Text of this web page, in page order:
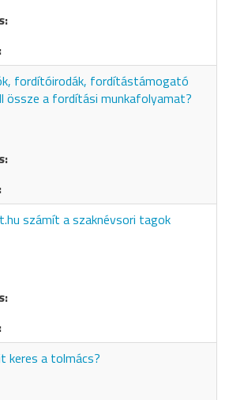
fordítóirodák, fordítástámogató
össze a fordítási munkafolyamat?
számít a szaknévsori tagok
keres a tolmács?